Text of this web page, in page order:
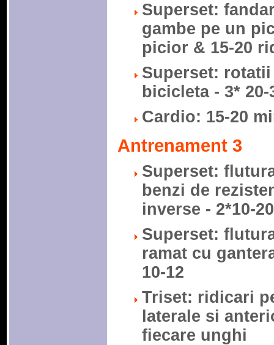
Superset:
gambe pe un
picior & 15-20
Superset:
bicicleta - 3* 20-
Cardio: 15-20
Antrenament 3
Superset:
benzi de
inverse - 2*10-
Superset:
ramat cu
10-12
Triset: ridicari
laterale si
fiecare unghi